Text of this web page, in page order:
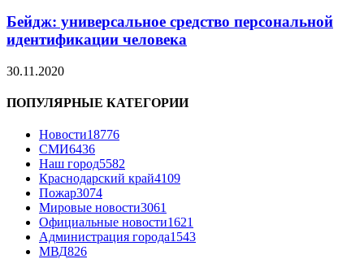
Бейдж: универсальное средство персональной
идентификации человека
30.11.2020
ПОПУЛЯРНЫЕ КАТЕГОРИИ
Новости18776
СМИ6436
Наш город5582
Краснодарский край4109
Пожар3074
Мировые новости3061
Официальные новости1621
Администрация города1543
МВД826